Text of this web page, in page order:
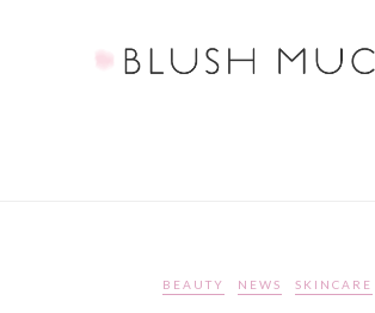
BEAUTY NEWS SKINCARE